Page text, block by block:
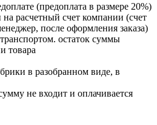
(предоплата в размере 20%)
расчетный счет компании (счет
после оформления заказа)
остаток суммы
товара
в разобранном виде, в
не входит и оплачивается